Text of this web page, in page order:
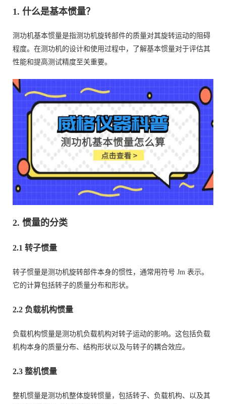
1. 什么是基本惯量？
测功机基本惯量是指测功机旋转部件的质量对其旋转运动的阻碍
程度。在测功机的设计和使用过程中，了解基本惯量对于评估其
性能和提高测试精度至关重要。
2. 惯量的分类
2.1 转子惯量
转子惯量是测功机旋转部件本身的惯性，通常用符号 Jm 表示。
它的计算包括转子的质量分布和形状。
2.2 负载机构惯量
负载机构惯量是测功机负载机构对转子运动的影响。这包括负载
机构本身的质量分布、结构形状以及与转子的耦合效应。
2.3 整机惯量
整机惯量是测功机整体旋转惯量，包括转子、负载机构、以及其